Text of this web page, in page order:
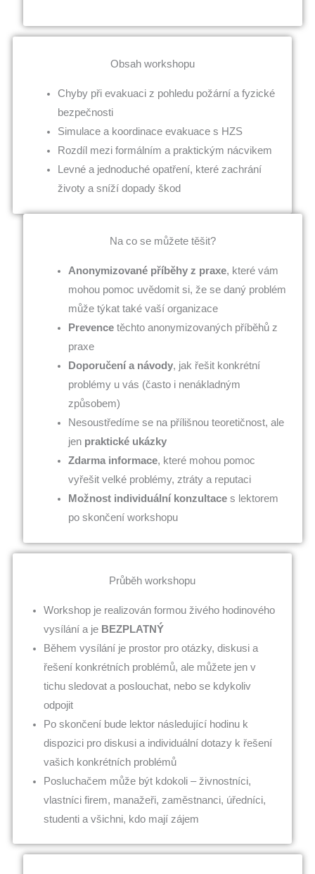
Obsah workshopu
Chyby při evakuaci z pohledu požární a fyzické
bezpečnosti
Simulace a koordinace evakuace s HZS
Rozdíl mezi formálním a praktickým nácvikem
Levné a jednoduché opatření, které zachrání
životy a sníží dopady škod
Na co se můžete těšit?
Anonymizované příběhy z praxe, které vám
mohou pomoc uvědomit si, že se daný problém
může týkat také vaší organizace
Prevencetěchto anonymizovaných příběhů z
praxe
Doporučení a návody, jak řešit konkrétní
problémy u vás (často i nenákladným
způsobem)
Nesoustředíme se na přílišnou teoretičnost, ale
jen praktické ukázky
Zdarma informace, které mohou pomoc
vyřešit velké problémy, ztráty a reputaci
Možnost individuální konzultaces lektorem
po skončení workshopu
Průběh workshopu
Workshop je realizován formou živého hodinového
vysílání a je BEZPLATNÝ
Během vysílání je prostor pro otázky, diskusi a
řešení konkrétních problémů, ale můžete jen v
tichu sledovat a poslouchat, nebo se kdykoliv
odpojit
Po skončení bude lektor následující hodinu k
dispozici pro diskusi a individuální dotazy k řešení
vašich konkrétních problémů
Posluchačem může být kdokoli – živnostníci,
vlastníci firem, manažeři, zaměstnanci, úředníci,
studenti a všichni, kdo mají zájem